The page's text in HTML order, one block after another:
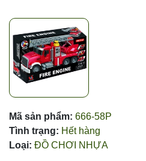
Mã sản phẩm: 666-58P
Tình trạng: Hết hàng
Loại: ĐỒ CHƠI NHỰA